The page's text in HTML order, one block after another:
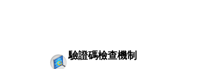
驗證碼檢查機制